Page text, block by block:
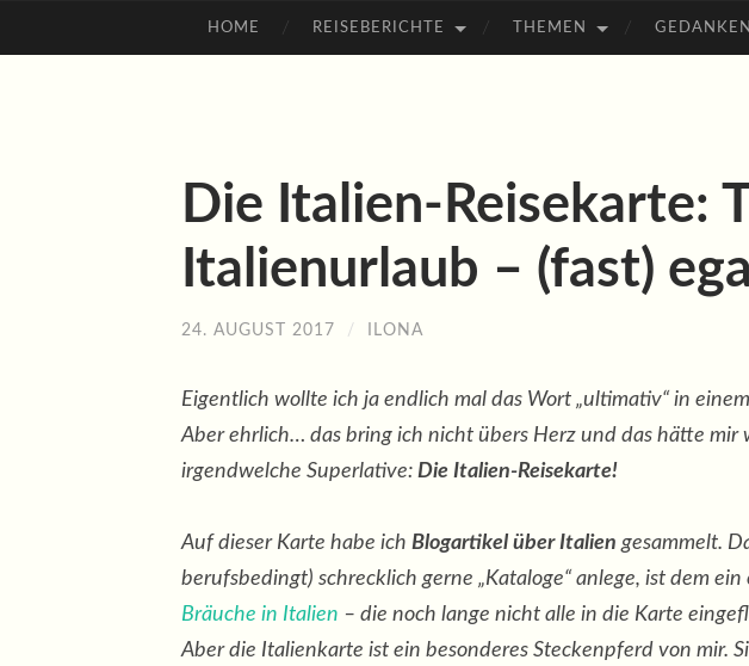
INHALT
HOME REISEBERICHTE THEMEN GEDANKEN
Die Italien-Reisekarte:
Italienurlaub – (fast)
24. AUGUST 2017 / ILONA
Eigentlich wollte ich ja endlich mal das Wort „ultimativ“ in
Aber ehrlich… das bring ich nicht übers Herz und das hätte
irgendwelche Superlative: Die Italien-Reisekarte!
Auf dieser Karte habe ich Blogartikel über Italien gesammelt.
berufsbedingt) schrecklich gerne „Kataloge“ anlege, ist dem
Bräuche in Italien – die noch lange nicht alle in die Karte
Aber die Italienkarte ist ein besonderes Steckenpferd von mir.